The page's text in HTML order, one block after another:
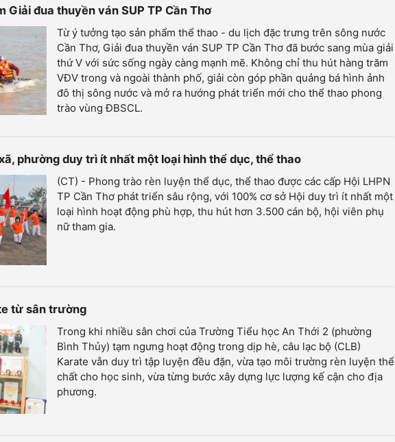
Giải đua thuyền ván SUP TP Cần Thơ
Từ ý tưởng tạo sản phẩm thể thao - du lịch đặc trưng trên sông nước
Cần Thơ, Giải đua thuyền ván SUP TP Cần Thơ đã bước sang mùa giải
thứ V với sức sống ngày càng mạnh mẽ. Không chỉ thu hút hàng trăm
VĐV trong và ngoài thành phố, giải còn góp phần quảng bá hình ảnh
đô thị sông nước và mở ra hướng phát triển mới cho thể thao phong
trào vùng ĐBSCL.
phường duy trì ít nhất một loại hình thể dục, thể thao
(CT) - Phong trào rèn luyện thể dục, thể thao được các cấp Hội LHPN
TP Cần Thơ phát triển sâu rộng, với 100% cơ sở Hội duy trì ít nhất một
loại hình hoạt động phù hợp, thu hút hơn 3.500 cán bộ, hội viên phụ
nữ tham gia.
từ sân trường
Trong khi nhiều sân chơi của Trường Tiểu học An Thới 2 (phường
Bình Thủy) tạm ngưng hoạt động trong dịp hè, câu lạc bộ (CLB)
Karate vẫn duy trì tập luyện đều đặn, vừa tạo môi trường rèn luyện thể
chất cho học sinh, vừa từng bước xây dựng lực lượng kế cận cho địa
phương.